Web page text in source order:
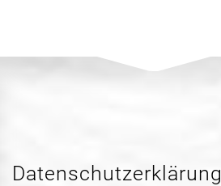
Datenschutzerklärung